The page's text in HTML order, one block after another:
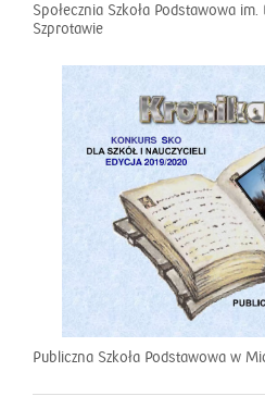
Społecznia Szkoła Podstawowa
Szprotawie
Publiczna Szkoła Podstawowa w